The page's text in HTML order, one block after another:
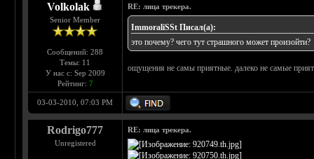
Volkolak
Senior Member
Сообщений: 288
Темы: 11
У нас с: Sep 2009
Рейтинг: 7
RE: лица трекера.
ImmoraliSSt Писал(а):
это почему? чего тут страшного может произойти?
ощущения не самы приятные. далеко не самые
03-03-2010, 07:03 PM
Rodrigo777
Unregistered
RE: лица трекера.